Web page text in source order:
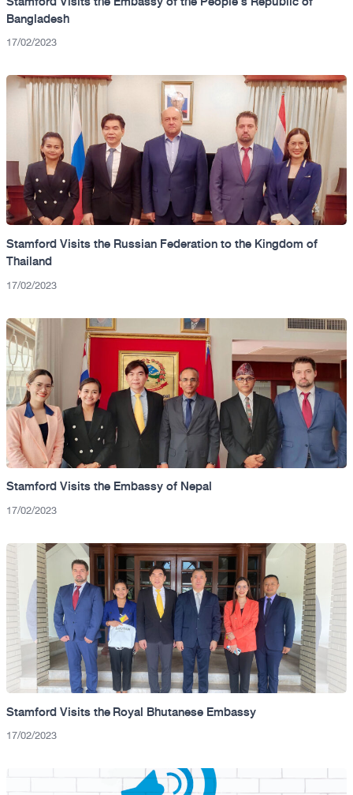
Bangladesh
17/02/2023
Stamford Visits the Russian Federation to the Kingdom of
Thailand
17/02/2023
Stamford Visits the Embassy of Nepal
17/02/2023
Stamford Visits the Royal Bhutanese Embassy
17/02/2023